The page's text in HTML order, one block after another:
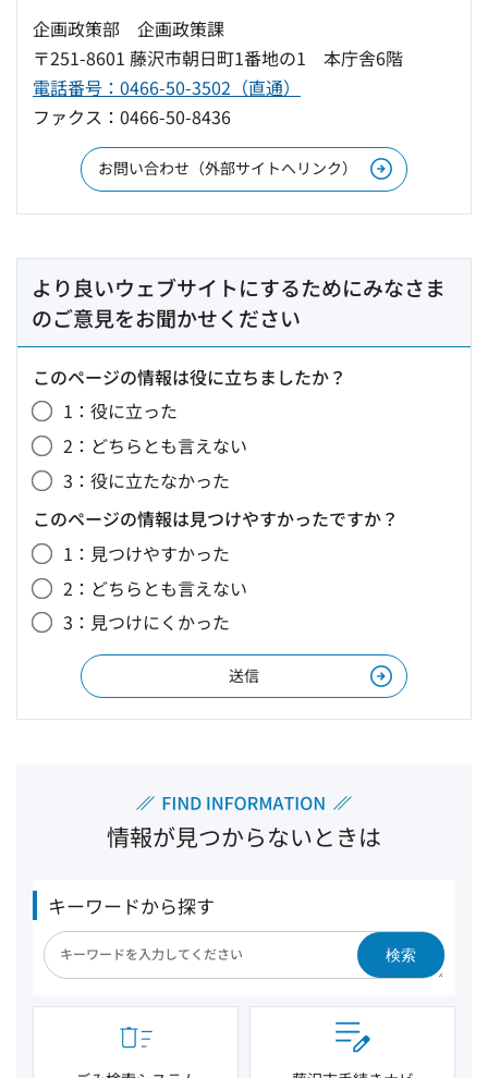
企画政策部 企画政策課
〒251-8601 藤沢市朝日町1番地の1 本庁舎6階
電話番号：0466-50-3502（直通）
ファクス：0466-50-8436
お問い合わせ（外部サイトへリンク）
より良いウェブサイトにするためにみなさま
のご意見をお聞かせください
このページの情報は役に立ちましたか？
1：役に立った
2：どちらとも言えない
3：役に立たなかった
このページの情報は見つけやすかったですか？
1：見つけやすかった
2：どちらとも言えない
3：見つけにくかった
情報が見つからないときは
キーワードから探す
検索